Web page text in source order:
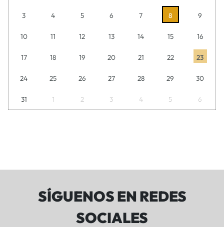
3 4 5 6 7 8 9
10 11 12 13 14 15 16
17 18 19 20 21 22 23
24 25 26 27 28 29 30
31 1 2 3 4 5 6
SÍGUENOS EN REDES
SOCIALES